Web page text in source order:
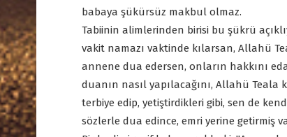
babaya şükürsüz makbul olmaz.
Tabiinin alimlerinden birisi bu şükrü
vakit namazı vaktinde kılarsan, Allahü
annene dua edersen, onların hakkını
duanın nasıl yapılacağını, Allahü
terbiye edip, yetiştirdikleri gibi, sen de
sözlerle dua edince, emri yerine getirmiş